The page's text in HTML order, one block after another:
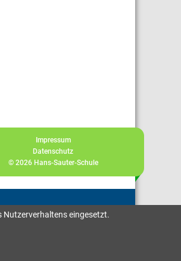
Impressum
Datenschutz
© 2026 Hans-Sauter-Schule
Nutzerverhaltens eingesetzt.